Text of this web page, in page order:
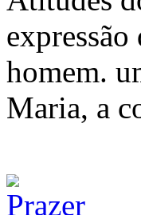
homem.
Maria, a